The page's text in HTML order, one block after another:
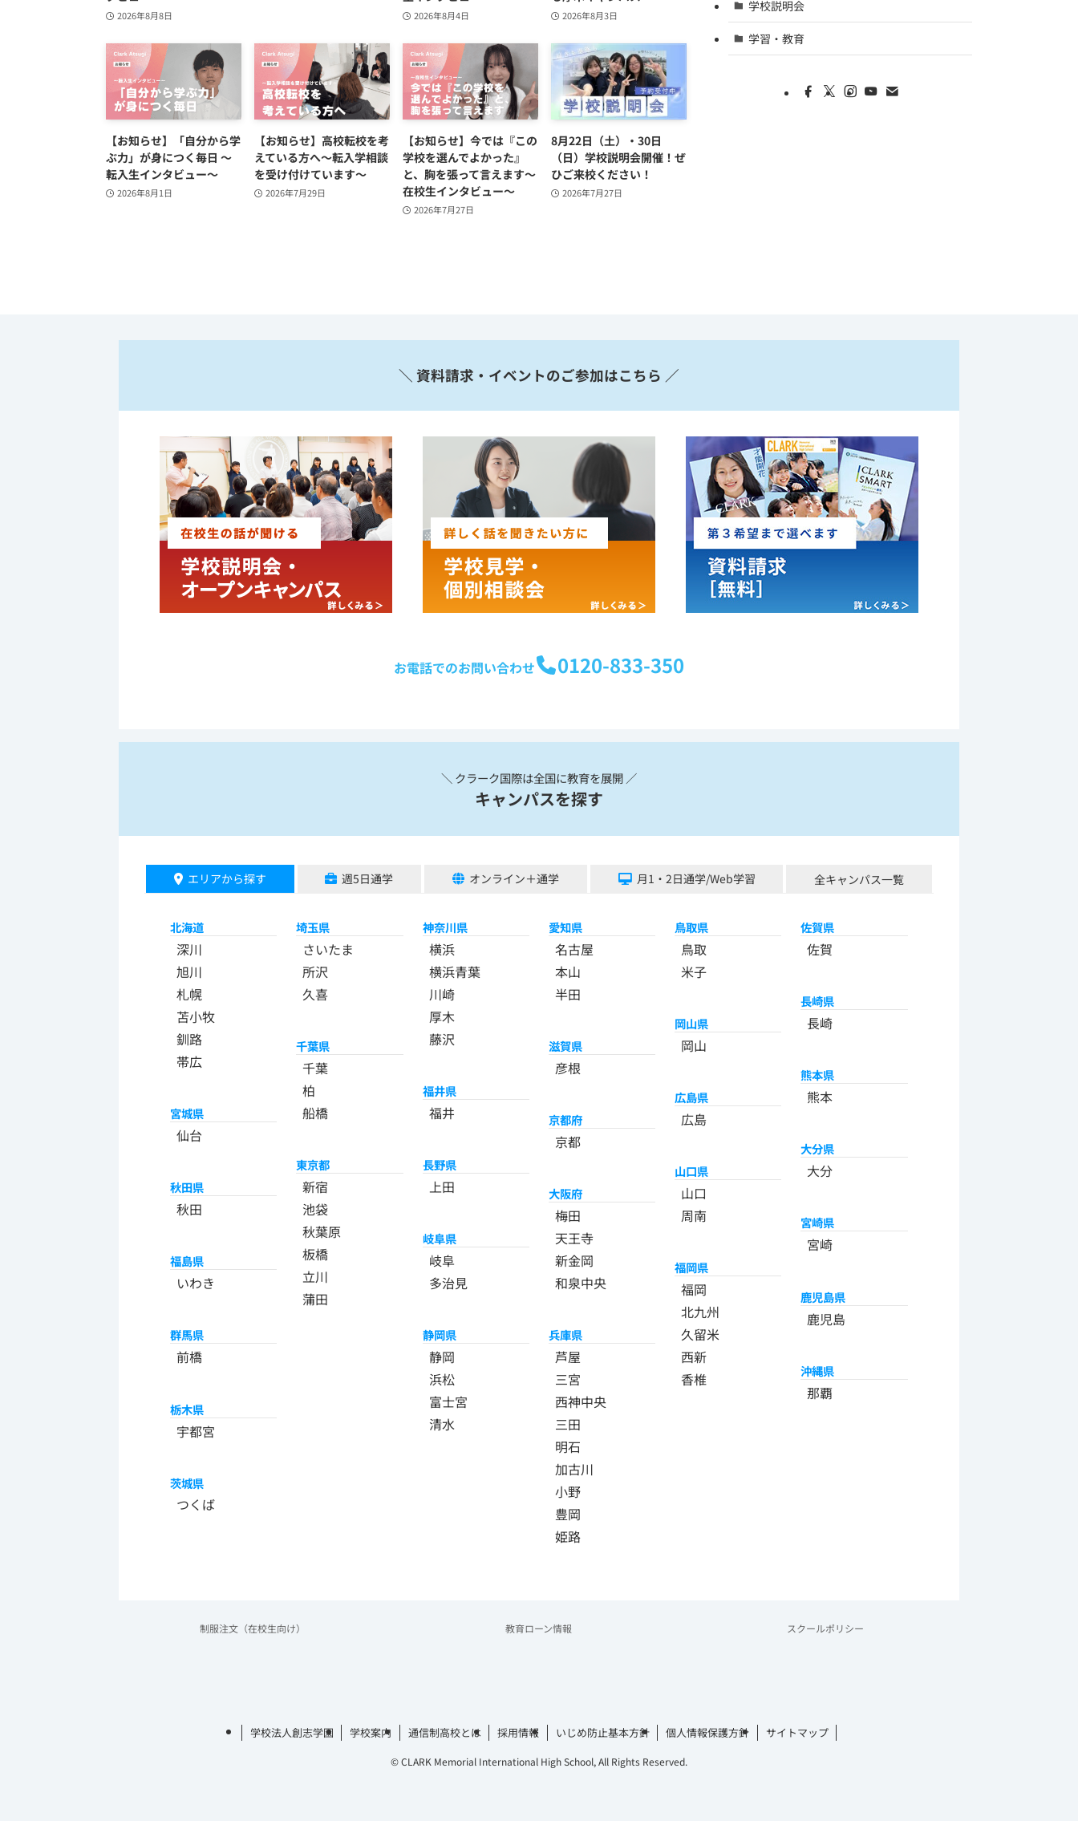
2026年8月8日 2026年8月4日 2026年8月3日
【お知らせ】「自分から学
ぶ力」が身につく毎日 ～
転入生インタビュー～
2026年8月1日
【お知らせ】高校転校を考
えている方へ〜転入学相談
を受け付けています〜
2026年7月29日
【お知らせ】今では『この
学校を選んでよかった』
と、胸を張って言えます～
在校生インタビュー～
2026年7月27日
8月22日（土）・30日
（日）学校説明会開催！ぜ
ひご来校ください！
2026年7月27日
学校説明会
学習・教育
＼ 資料請求・イベントのご参加はこちら ／
お電話でのお問い合わせ 0120-833-350
＼ クラーク国際は全国に教育を展開 ／
キャンパスを探す
エリアから探す 週5日通学 オンライン＋通学 月1・2日通学/Web学習 全キャンパス一覧
北海道
深川
旭川
札幌
苫小牧
釧路
帯広
宮城県
仙台
秋田県
秋田
福島県
いわき
群馬県
前橋
栃木県
宇都宮
茨城県
つくば
埼玉県
さいたま
所沢
久喜
千葉県
千葉
柏
船橋
東京都
新宿
池袋
秋葉原
板橋
立川
蒲田
神奈川県
横浜
横浜青葉
川崎
厚木
藤沢
福井県
福井
長野県
上田
岐阜県
岐阜
多治見
静岡県
静岡
浜松
富士宮
清水
愛知県
名古屋
本山
半田
滋賀県
彦根
京都府
京都
大阪府
梅田
天王寺
新金岡
和泉中央
兵庫県
芦屋
三宮
西神中央
三田
明石
加古川
小野
豊岡
姫路
鳥取県
鳥取
米子
岡山県
岡山
広島県
広島
山口県
山口
周南
福岡県
福岡
北九州
久留米
西新
香椎
佐賀県
佐賀
長崎県
長崎
熊本県
熊本
大分県
大分
宮崎県
宮崎
鹿児島県
鹿児島
沖縄県
那覇
制服注文（在校生向け） 教育ローン情報 スクールポリシー
学校法人創志学園 学校案内 通信制高校とは 採用情報 いじめ防止基本方針 個人情報保護方針 サイトマップ
©CLARK Memorial International High School, All Rights Reserved.